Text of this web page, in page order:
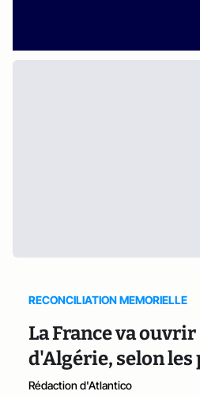
RECONCILIATION MEMORIELLE
La France va ouvrir
d'Algérie, selon
Rédaction d'Atlantico